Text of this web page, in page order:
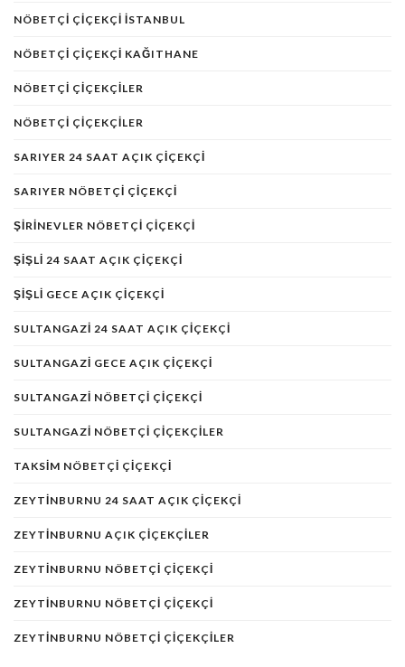
NÖBETÇI ÇIÇEKÇI ISTANBUL
NÖBETÇI ÇIÇEKÇI KAĞITHANE
NÖBETÇI ÇIÇEKÇILER
NÖBETÇI ÇIÇEKÇILER
SARIYER 24 SAAT AÇIK ÇIÇEKÇI
SARIYER NÖBETÇI ÇIÇEKÇI
ŞIRINEVLER NÖBETÇI ÇIÇEKÇI
ŞIŞLI 24 SAAT AÇIK ÇIÇEKÇI
ŞIŞLI GECE AÇIK ÇIÇEKÇI
SULTANGAZI 24 SAAT AÇIK ÇIÇEKÇI
SULTANGAZI GECE AÇIK ÇIÇEKÇI
SULTANGAZI NÖBETÇI ÇIÇEKÇI
SULTANGAZI NÖBETÇI ÇIÇEKÇILER
TAKSIM NÖBETÇI ÇIÇEKÇI
ZEYTINBURNU 24 SAAT AÇIK ÇIÇEKÇI
ZEYTINBURNU AÇIK ÇIÇEKÇILER
ZEYTINBURNU NÖBETÇI ÇIÇEKÇI
ZEYTINBURNU NÖBETÇI ÇIÇEKÇI
ZEYTINBURNU NÖBETÇI ÇIÇEKÇILER